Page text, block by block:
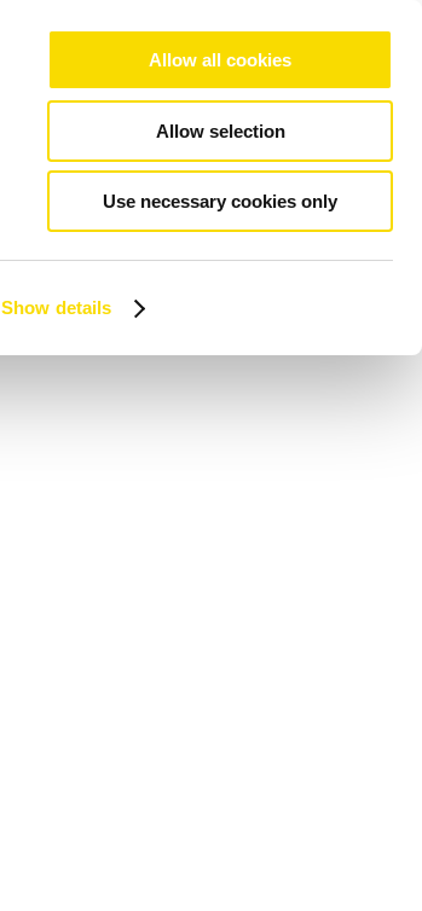
Show details
Allow all cookies
Allow selection
Use necessary cookies only